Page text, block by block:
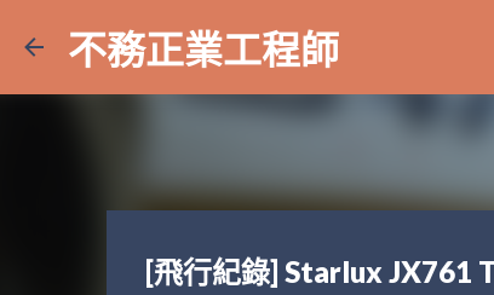
不務正業工程師
[飛行紀錄] Starlux JX761